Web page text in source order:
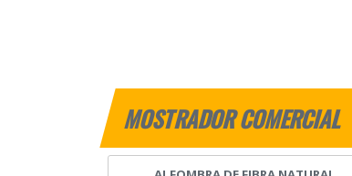
MOSTRADOR COMERCIAL